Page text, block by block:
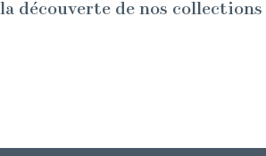
la découverte de nos